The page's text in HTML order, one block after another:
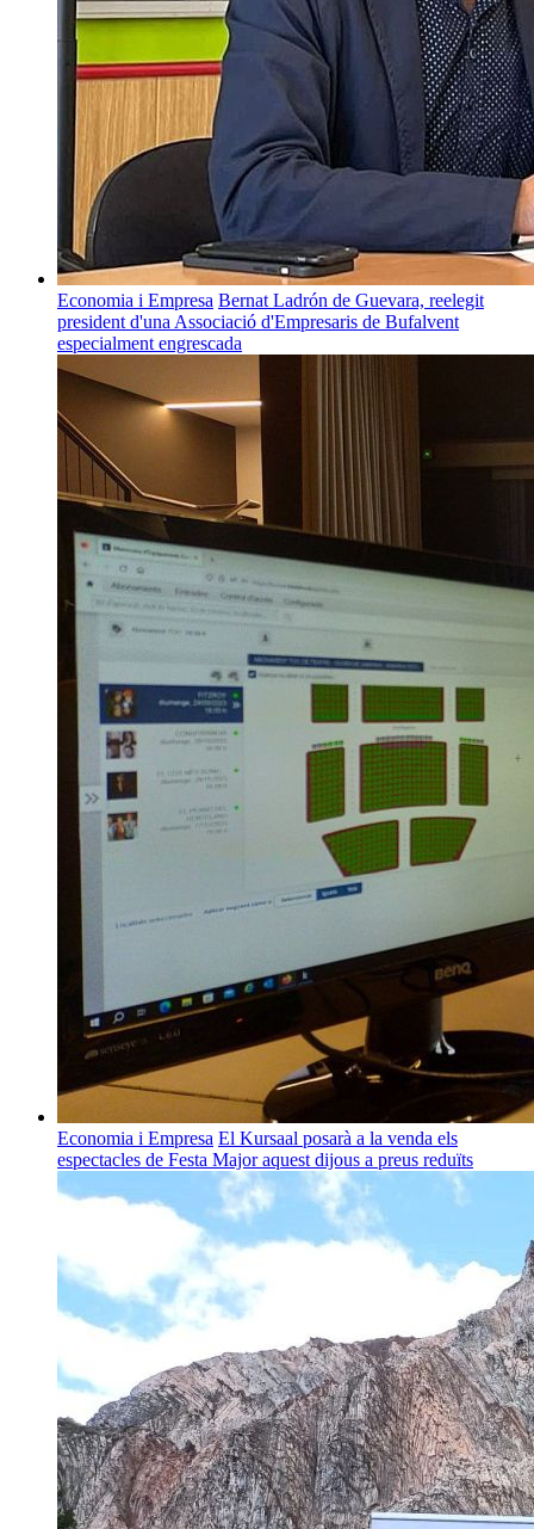
Economia i Empresa Bernat Ladrón de Guevara, reelegit
president d'una Associació d'Empresaris de Bufalvent
especialment engrescada
Economia i Empresa El Kursaal posarà a la venda els
espectacles de Festa Major aquest dijous a preus reduïts